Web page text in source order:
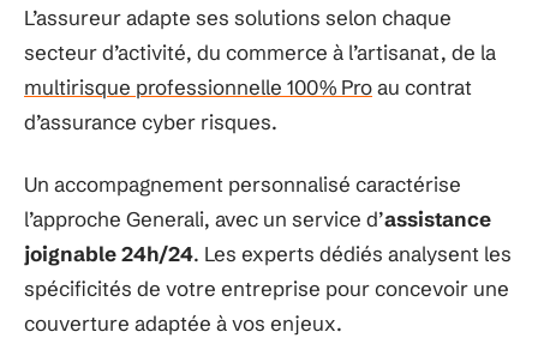
L’assureur adapte ses solutions selon chaque
secteur d’activité, du commerce à l’artisanat, de la
multirisque professionnelle 100% Proau contrat
d’assurance cyber risques.
Un accompagnement personnalisé caractérise
l’approche Generali, avec un service d’assistance
joignable 24h/24. Les experts dédiés analysent les
spécificités de votre entreprise pour concevoir une
couverture adaptée à vos enjeux.